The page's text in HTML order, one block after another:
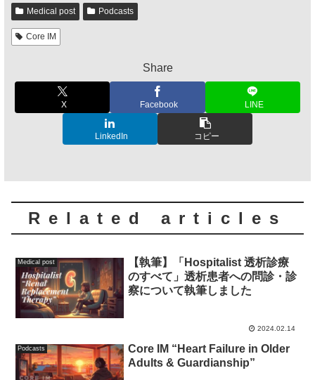
Medical post Podcasts
Core IM
Share
X Facebook LINE
LinkedIn コピー
Related articles
Medical post
【執筆】「Hospitalist 透析診療
のすべて」透析患者への問診・診
察について執筆しました
2024.02.14
Podcasts
Core IM “Heart Failure in Older
Adults & Guardianship”